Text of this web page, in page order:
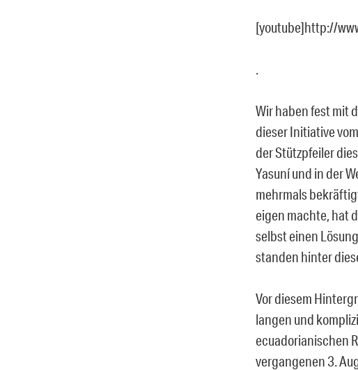
[youtube]http://
.
Wir haben fest mit
dieser Initiative
der Stützpfeiler
Yasuní und in der
mehrmals
eigen machte, hat
selbst einen
standen hinter
Vor diesem
langen und
ecuadorianischen
vergangenen 3.